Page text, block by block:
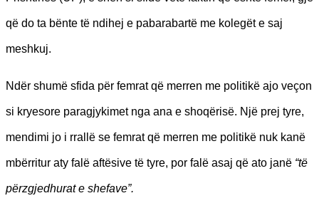
që do ta bënte të ndihej e pabarabartë me kolegët e saj
meshkuj.
Ndër shumë sfida për femrat që merren me politikë ajo veçon
si kryesore paragjykimet nga ana e shoqërisë. Një prej tyre,
mendimi jo i rrallë se femrat që merren me politikë nuk kanë
mbërritur aty falë aftësive të tyre, por falë asaj që ato janë “të
përzgjedhurat e shefave”.